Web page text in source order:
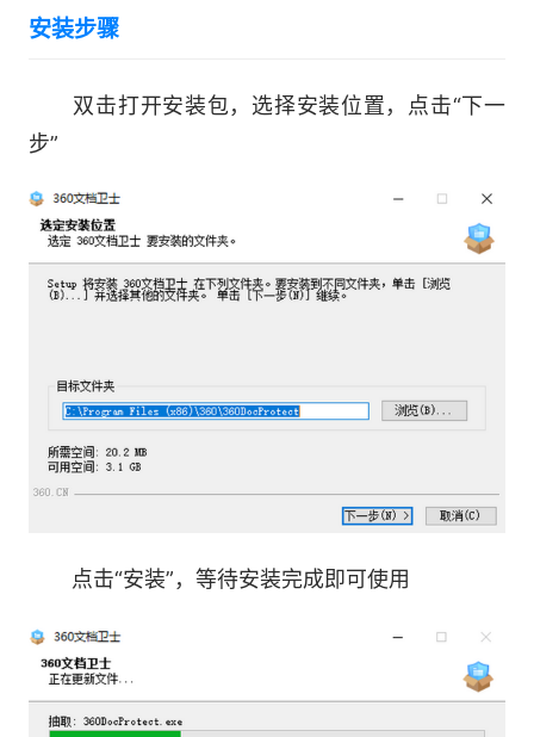
为您保留三十天 轻松备份 磁盘无压力
覆盖市面大部分病毒样本，帮您解锁加密文档
4.防护一键开启 文档再无风险
安装步骤
双击打开安装包，选择安装位置，点击“下一
步”
点击“安装”，等待安装完成即可使用